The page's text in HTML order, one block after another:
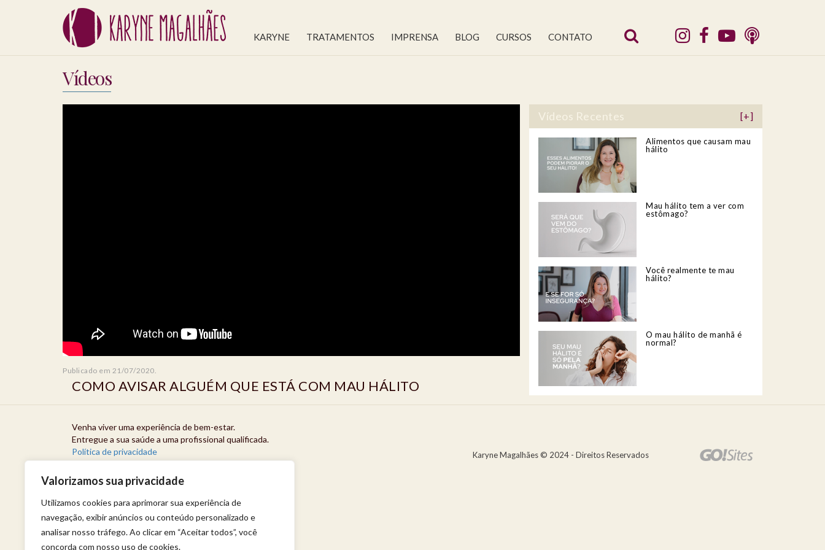
Valorizamos sua privacidade
Utilizamos cookies para aprimorar sua experiência de
navegação, exibir anúncios ou conteúdo personalizado e
analisar nosso tráfego. Ao clicar em “Aceitar todos”, você
concorda com nosso uso de cookies.
KARYNE TRATAMENTOS IMPRENSA BLOG CURSOS CONTATO
Vídeos
Publicado em 21/07/2020.
COMO AVISAR ALGUÉM QUE ESTÁ COM MAU HÁLITO
Vídeos Recentes [+]
Alimentos que causam mau
hálito
Mau hálito tem a ver com
estômago?
Você realmente te mau
hálito?
O mau hálito de manhã é
normal?
Venha viver uma experiência de bem-estar.
Entregue a sua saúde a uma profissional qualificada.
Política de privacidade
Karyne Magalhães © 2024 - Direitos Reservados